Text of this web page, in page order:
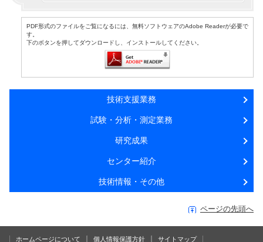
PDF形式のファイルをご覧になるには、無料ソフトウェアのAdobe Readerが必要で
す。
下のボタンを押してダウンロードし、インストールしてください。
技術支援業務
試験・分析・測定業務
研究成果
センター紹介
技術情報・その他
ページの先頭へ
ホームページについて 個人情報保護方針 サイトマップ